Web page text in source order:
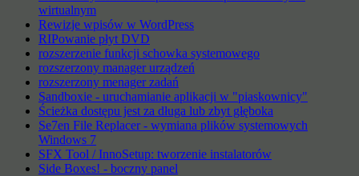
wirtualnym
Rewizje wpisów w WordPress
RIPowanie płyt DVD
rozszerzenie funkcji schowka systemowego
rozszerzony manager urządzeń
rozszerzony menager zadań
Sandboxie - uruchamianie aplikacji w "piaskownicy"
Ścieżka dostępu jest za długa lub zbyt głęboka
Se7en File Replacer - wymiana plików systemowych
Windows 7
SFX Tool / InnoSetup: tworzenie instalatorów
Side Boxes! - boczny panel